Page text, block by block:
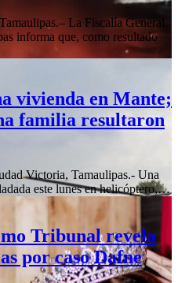
La Fiscalía General
informa que, como resultado
vivienda en Mante;
familia resultaron
Victoria, Tamaulipas.- Una
este lunes en helicóptero,…
Tribunal revela
por caso Dafne